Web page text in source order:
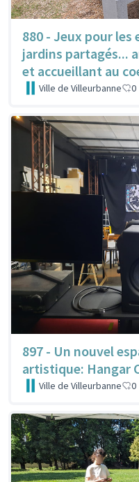
880 - Jeux pour
jardins partagés...
et accueillant au
Ville de Villeurbanne 0
897 - Un nouvel
artistique: Hangar
Ville de Villeurbanne 0